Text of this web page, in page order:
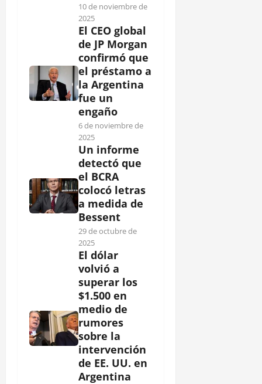
10 de noviembre de
2025
El CEO global
de JP Morgan
confirmó que
el préstamo a
la Argentina
fue un
engaño
6 de noviembre de
2025
Un informe
detectó que
el BCRA
colocó letras
a medida de
Bessent
29 de octubre de
2025
El dólar
volvió a
superar los
$1.500 en
medio de
rumores
sobre la
intervención
de EE. UU. en
Argentina